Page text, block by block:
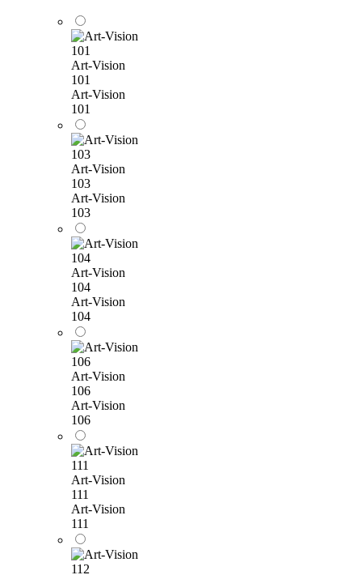
Art-Vision
101
Art-Vision
101
Art-Vision
103
Art-Vision
103
Art-Vision
104
Art-Vision
104
Art-Vision
106
Art-Vision
106
Art-Vision
111
Art-Vision
111